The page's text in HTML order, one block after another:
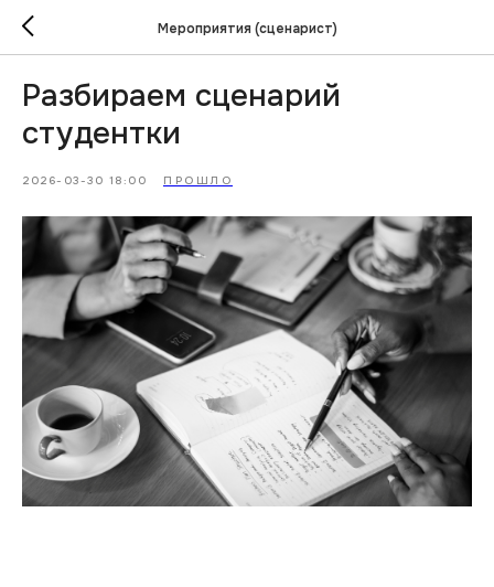
Мероприятия (сценарист)
Разбираем сценарий
студентки
2026-03-30 18:00 ПРОШЛО